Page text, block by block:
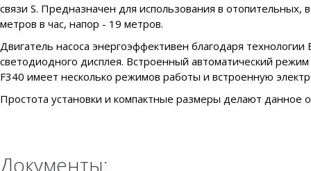
связи S. Предназначен для использования в
метров в час, напор - 19 метров.
Двигатель насоса энергоэффективен благодаря
светодиодного дисплея. Встроенный автоматический
F340 имеет несколько режимов работы и встроенную
Простота установки и компактные размеры делают
Документы: